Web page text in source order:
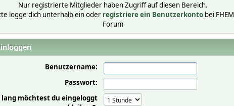
Nur registrierte Mitglieder haben Zugriff auf diesen Bereich.
logge dich unterhalb ein oder registriere ein Benutzerkontobei FHEM
Forum
Benutzername:
Passwort:
lang möchtest du eingeloggt